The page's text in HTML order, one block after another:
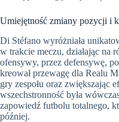
Umiejętność zmiany pozycji i
Di Stéfano wyróżniała
w trakcie meczu, działając na
ofensywy, przez defensywę,
kreował przewagę dla Realu
gry zespołu oraz zwiększając
wszechstronność była
zapowiedź futbolu totalnego,
później.